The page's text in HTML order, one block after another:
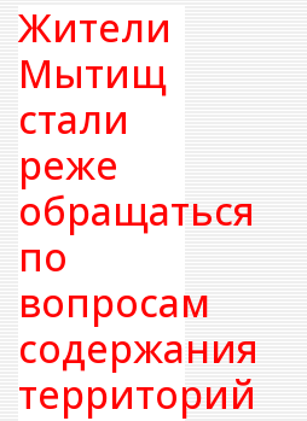
Жители
Мытищ
стали
реже
обращаться
по
вопросам
содержания
территорий